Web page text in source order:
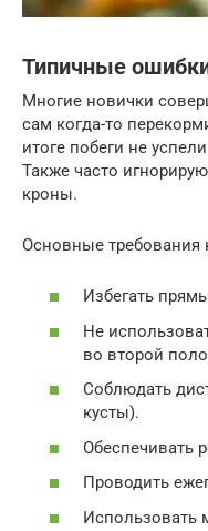
Типичные
Многие новички
сам когда-то
итоге побеги не
Также часто
кроны.
Основные
Избегать
Не
во второй
Соблюдать
кусты).
Обеспечивать
Проводить
Использовать